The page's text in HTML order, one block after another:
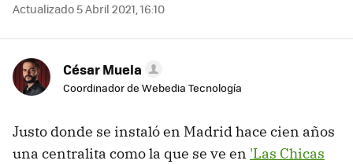
Actualizado 5 Abril 2021, 16:10
César Muela
Coordinador de Webedia Tecnología
Justo donde se instaló en Madrid hace cien años
una centralita como la que se ve en 'Las Chicas